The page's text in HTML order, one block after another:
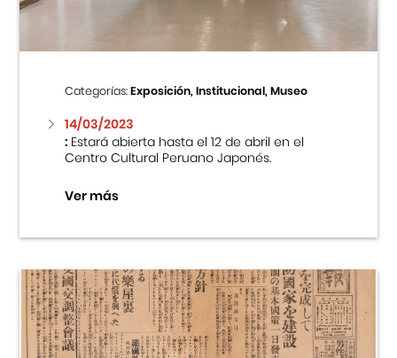
Categorías:Exposición, Institucional, Museo
14/03/2023
:Estará abierta hasta el 12 de abril en el
Centro Cultural Peruano Japonés.
Ver más